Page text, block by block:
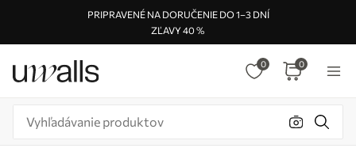
PRIPRAVENÉ NA DORUČENIE DO 1–3 DNÍ
ZĽAVY 40 %
0 0